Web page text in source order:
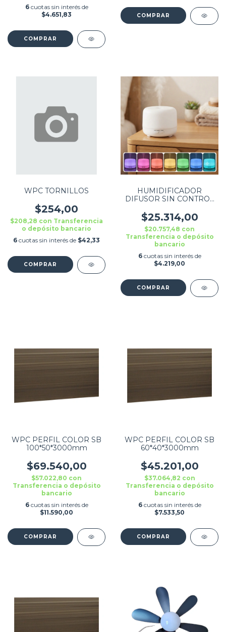
6 cuotas sin interés de
$4.651,83
WPC TORNILLOS
$254,00
$208,28 con Transferencia
o depósito bancario
6 cuotas sin interés de $42,33
HUMIDIFICADOR
DIFUSOR SIN CONTROL
CARGADOR Y MEDIDOR
$25.314,00
$20.757,48 con
Transferencia o depósito
bancario
6 cuotas sin interés de
$4.219,00
WPC PERFIL COLOR SB
100*50*3000mm
$69.540,00
$57.022,80 con
Transferencia o depósito
bancario
6 cuotas sin interés de
$11.590,00
WPC PERFIL COLOR SB
60*40*3000mm
$45.201,00
$37.064,82 con
Transferencia o depósito
bancario
6 cuotas sin interés de
$7.533,50